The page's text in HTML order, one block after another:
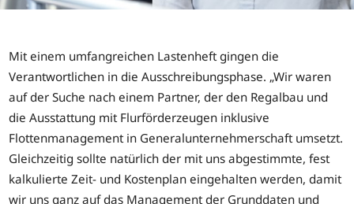
Mit einem umfangreichen Lastenheft gingen die
Verantwortlichen in die Ausschreibungsphase. „Wir waren
auf der Suche nach einem Partner, der den Regalbau und
die Ausstattung mit Flurförderzeugen inklusive
Flottenmanagement in Generalunternehmerschaft umsetzt.
Gleichzeitig sollte natürlich der mit uns abgestimmte, fest
kalkulierte Zeit- und Kostenplan eingehalten werden, damit
wir uns ganz auf das Management der Grunddaten und